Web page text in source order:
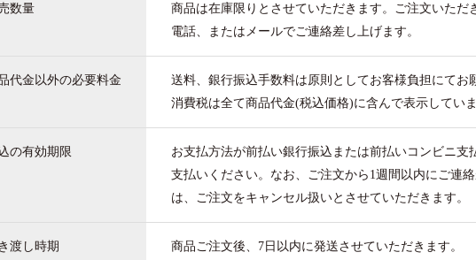
数量
商品は在庫限りとさせていただきます。ご注文いただ
電話、またはメールでご連絡差し上げます。
代金以外の必要料金
送料、銀行振込手数料は原則としてお客様負担にてお
消費税は全て商品代金(税込価格)に含んで表示していま
の有効期限
お支払方法が前払い銀行振込または前払いコンビニ支
支払いください。なお、ご注文から1週間以内にご連
は、ご注文をキャンセル扱いとさせていただきます。
渡し時期
商品ご注文後、7日以内に発送させていただきます。